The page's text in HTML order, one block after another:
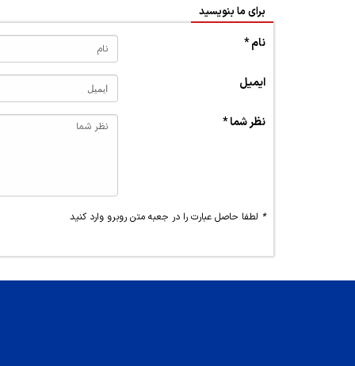
برای ما بنویسید
نام *
ایمیل
نظر شما *
* لطفا حاصل عبارت را در جعبه متن روبرو وارد کنید